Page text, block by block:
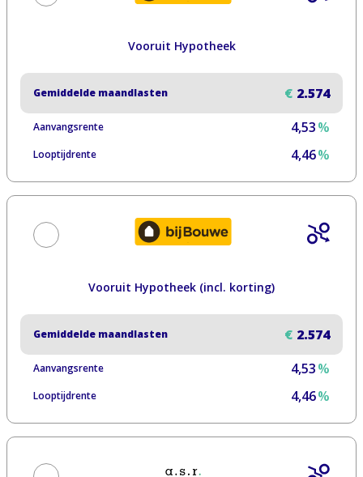
Vooruit Hypotheek
€ 2.574
Gemiddelde maandlasten
4,53%
Aanvangsrente
4,46%
Looptijdrente
Vooruit Hypotheek (incl. korting)
€ 2.574
Gemiddelde maandlasten
4,53%
Aanvangsrente
4,46%
Looptijdrente